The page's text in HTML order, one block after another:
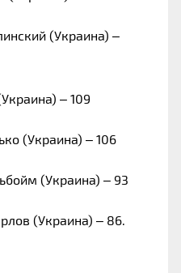
(Украина) –
– 109
(Украина) – 106
(Украина) – 93
(Украина) – 86.